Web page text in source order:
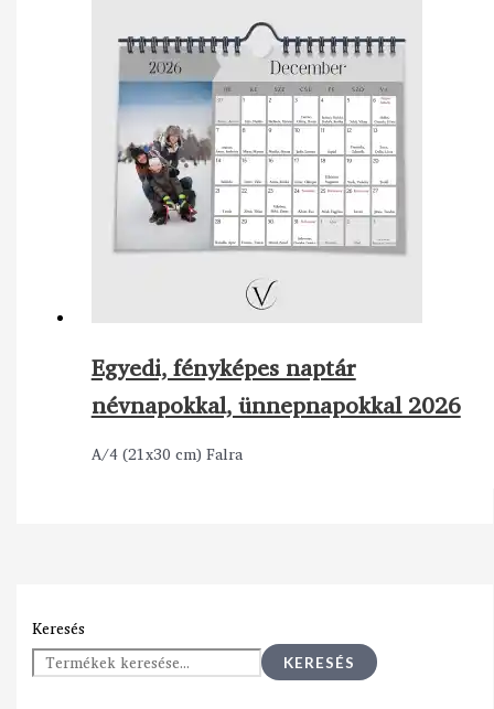
Keresés
KERESÉS
Egyedi, fényképes naptár
névnapokkal, ünnepnapokkal 2026
A/4 (21x30 cm) Falra